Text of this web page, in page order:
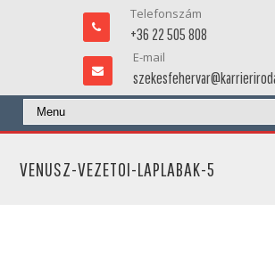
Telefonszám
+36 22 505 808
E-mail
VENUSZ-VEZETOI-LAPLABAK-5